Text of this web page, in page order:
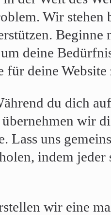
Wir
Beginne
deine
für deine
du dich
wir
Lass uns
indem jeder
wir eine